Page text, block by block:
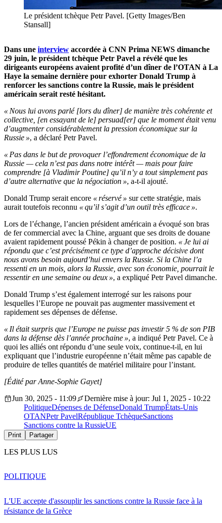
Le président tchèque Petr Pavel. [Getty Images/Ben
Stansall]
Dans une interview accordée à CNN Prima NEWS dimanche
29 juin, le président tchèque Petr Pavel a révélé que les
dirigeants européens avaient profité d’un dîner de l’OTAN à La
Haye la semaine dernière pour exhorter Donald Trump à
renforcer les sanctions contre la Russie, mais le président
américain serait resté hésitant.
« Nous lui avons parlé [lors du dîner] de manière très cohérente et
collective, [en essayant de le] persuad[er] que le moment était venu
d’augmenter considérablement la pression économique sur la
Russie », a déclaré Petr Pavel.
« Pas dans le but de provoquer l’effondrement économique de la
Russie — cela n’est pas dans notre intérêt — mais pour faire
comprendre [à Vladimir Poutine] qu’il n’y a tout simplement pas
d’autre alternative que la négociation », a-t-il ajouté.
Donald Trump serait encore « réservé » sur cette stratégie, mais
aurait toutefois reconnu « qu’il s’agit d’un outil très efficace ».
Lors de l’échange, l’ancien président américain a évoqué son bras
de fer commercial avec la Chine, arguant que ses droits de douane
avaient rapidement poussé Pékin à changer de position. « Je lui ai
répondu que c’est précisément ce type d’approche décisive dont
nous avons besoin aujourd’hui envers la Russie. Si la Chine l’a
ressenti en un mois, alors la Russie, avec son économie, pourrait le
ressentir en une semaine ou deux », a expliqué Petr Pavel dimanche.
Donald Trump s’est également interrogé sur les raisons pour
lesquelles l’Europe ne pouvait pas augmenter massivement et
rapidement ses dépenses de défense.
« Il était surpris que l’Europe ne puisse pas investir 5 % de son PIB
dans la défense dès l’année prochaine », a indiqué Petr Pavel. Ce à
quoi les alliés ont répondu d’une seule voix, continue-t-il, en lui
expliquant que l’industrie européenne n’était même pas capable de
produire de telles quantités de matériel militaire pour l’instant.
[Édité par Anne-Sophie Gayet]
Jun 30, 2025 - 11:09
Dernière mise à jour: Jul 1, 2025 - 10:22
PolitiqueDépenses de DéfenseDonald TrumpÉtats-Unis
OTANPetr PavelRépublique TchèqueSanctions
Sanctions contre la RussieUE
Print Partager
LES PLUS LUS
L'UE accepte d'assouplir les sanctions contre la Russie face à la
résistance de la Grèce
POLITIQUE